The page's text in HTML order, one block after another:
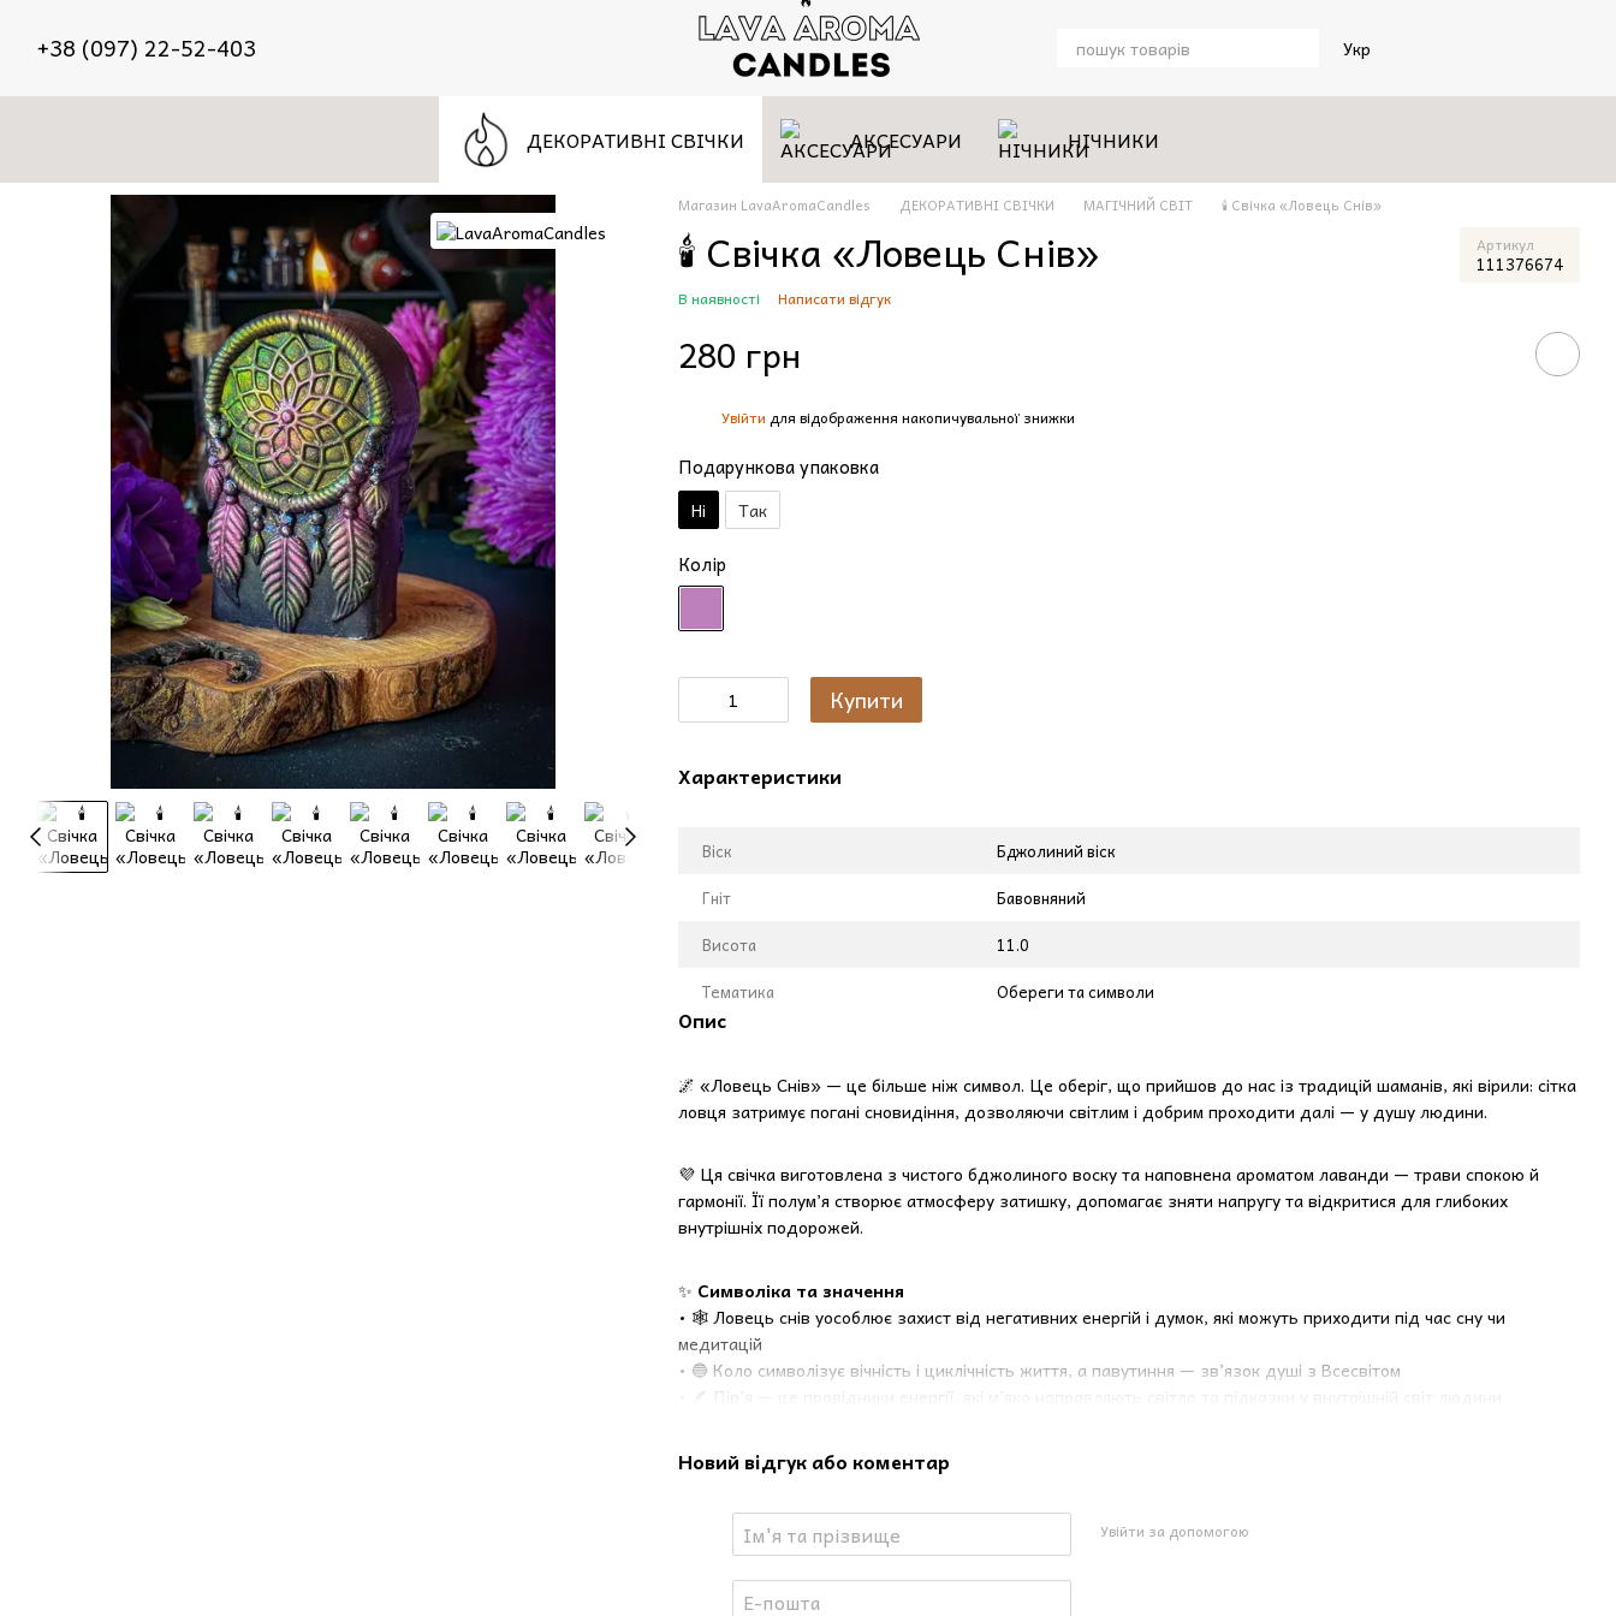
+38 (097) 22-52-403 Укр
ДЕКОРАТИВНІ СВІЧКИ АКСЕСУАРИ НІЧНИКИ
Магазин LavaAromaCandles ДЕКОРАТИВНІ СВІЧКИ МАГІЧНИЙ СВІТ 🕯️ Свічка «Ловець Снів»
🕯️ Свічка «Ловець Снів» Артикул
111376674
В наявності Написати відгук
280 грн
Увійти для відображення накопичувальної знижки
Подарункова упаковка
Ні Так
Колір
Купити
Характеристики
Віск
Бджолиний віск
Гніт
Бавовняний
Висота
11.0
Тематика
Обереги та символи
Опис
🌌 «Ловець Снів» — це більше ніж символ. Це оберіг, що прийшов до нас із традицій шаманів, які вірили: сітка
ловця затримує погані сновидіння, дозволяючи світлим і добрим проходити далі — у душу людини.
💜 Ця свічка виготовлена з чистого бджолиного воску та наповнена ароматом лаванди — трави спокою й
гармонії. Її полум’я створює атмосферу затишку, допомагає зняти напругу та відкритися для глибоких
внутрішніх подорожей.
✨ Символіка та значення
• 🕸️ Ловець снів уособлює захист від негативних енергій і думок, які можуть приходити під час сну чи
медитацій
• 🔵 Коло символізує вічність і циклічність життя, а павутиння — зв’язок душі з Всесвітом
• 🪶 Пір’я — це провідники енергії, які м’яко направляють світло та підказки у внутрішній світ людини
🔮У духовному розвитку та практиках
• 💭 Захищає від нав’язливих думок і внутрішнього хаосу під час роботи з намірами
• 🧘 Є потужним інструментом для медитацій на очищення підсвідомого та встановлення гармонії
• 👁️ Посилює інтуїтивне бачення та допомагає відпускати емоційні блоки
Новий відгук або коментар
Увійти за допомогою